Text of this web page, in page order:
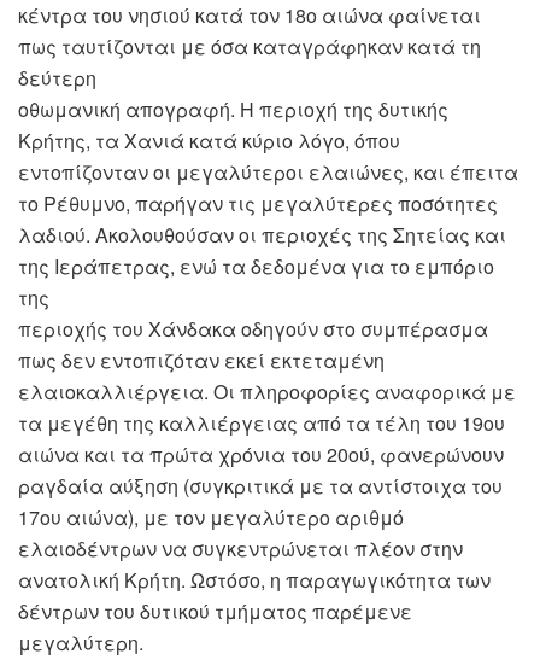
κέντρα του νησιού κατά τον 18ο αιώνα φαίνεται
πως ταυτίζονται με όσα καταγράφηκαν κατά τη
δεύτερη
οθωμανική απογραφή. Η περιοχή της δυτικής
Κρήτης, τα Χανιά κατά κύριο λόγο, όπου
εντοπίζονταν οι μεγαλύτεροι ελαιώνες, και έπειτα
το Ρέθυμνο, παρήγαν τις μεγαλύτερες ποσότητες
λαδιού. Ακολουθούσαν οι περιοχές της Σητείας και
της Ιεράπετρας, ενώ τα δεδομένα για το εμπόριο
της
περιοχής του Χάνδακα οδηγούν στο συμπέρασμα
πως δεν εντοπιζόταν εκεί εκτεταμένη
ελαιοκαλλιέργεια. Οι πληροφορίες αναφορικά με
τα μεγέθη της καλλιέργειας από τα τέλη του 19ου
αιώνα και τα πρώτα χρόνια του 20ού, φανερώνουν
ραγδαία αύξηση (συγκριτικά με τα αντίστοιχα του
17ου αιώνα), με τον μεγαλύτερο αριθμό
ελαιοδέντρων να συγκεντρώνεται πλέον στην
ανατολική Κρήτη. Ωστόσο, η παραγωγικότητα των
δέντρων του δυτικού τμήματος παρέμενε
μεγαλύτερη.